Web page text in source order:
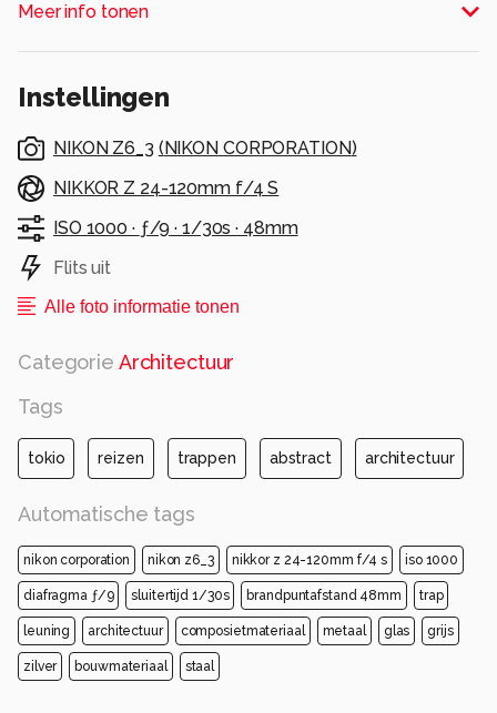
gebruikt in het 45 verdiepingen tellende
gebouw (202 m.)
Alle rechten voorbehouden
Meer info tonen
Instellingen
NIKON Z6_3 ( NIKON CORPORATION)
NIKKOR Z 24-120mm f/4 S
ISO 1000 · ƒ/9 · 1/30s · 48mm
Flits uit
Alle foto informatie tonen
Categorie Architectuur
Tags
tokio reizen trappen abstract architectuur
Automatische tags
nikon corporation nikon z6_3 nikkor z 24-120mm f/4 s iso 1000
diafragma ƒ/9 sluitertijd 1/30s brandpuntafstand 48mm trap
leuning architectuur composietmateriaal metaal glas grijs
zilver bouwmateriaal staal